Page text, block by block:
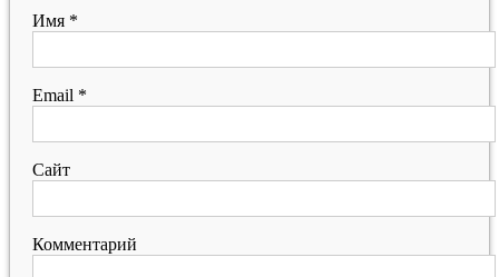
Имя *
Email *
Сайт
Комментарий